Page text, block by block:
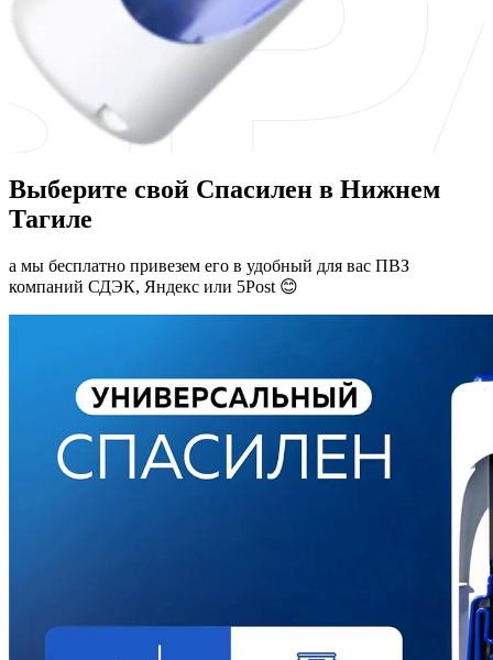
Выберите свой Спасилен в Нижнем
Тагиле
а мы бесплатно привезем его в удобный для вас ПВЗ
компаний СДЭК, Яндекс или 5Post 😊